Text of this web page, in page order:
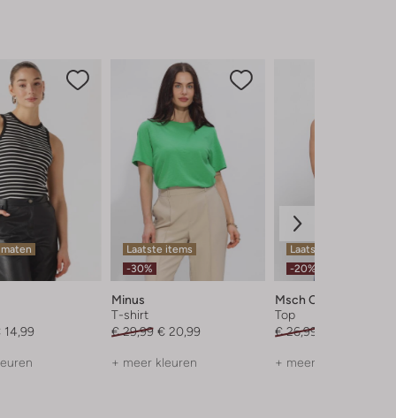
14,99
Laatste items
-30%
Minus
T-shirt
€ 29,99 € 20,99
+ meer kleuren
Laatste item
-20%
Msch Copenhagen
Top
€ 26,99
+ meer kleuren